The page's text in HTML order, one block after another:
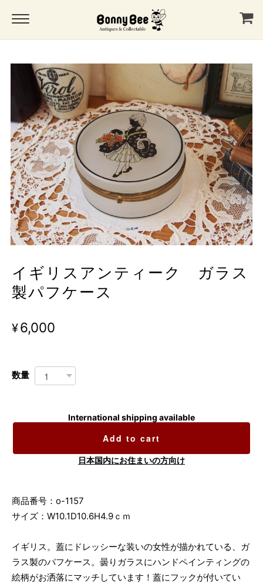
イギリスアンティーク ガラス
製パフケース
¥6,000
数量
International shipping available
Add to cart
日本国内にお住まいの方向け
商品番号：o-1157
サイズ：W10.1D10.6H4.9ｃｍ
イギリス。蓋にドレッシーな装いの女性が描かれている、ガ
ラス製のパフケース。曇りガラスにハンドペインティングの
絵柄がお洒落にマッチしています！蓋にフックが付いてい